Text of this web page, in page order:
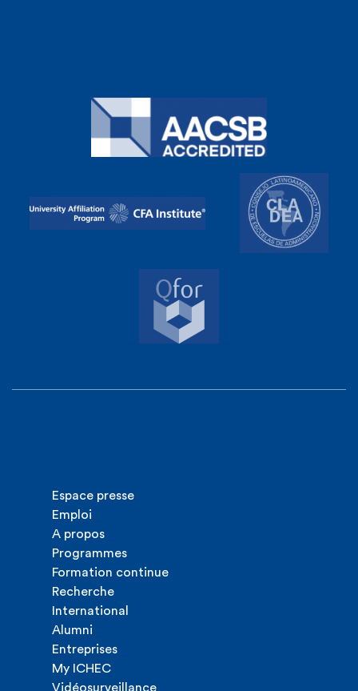
Espace presse
Emploi
A propos
Programmes
Formation continue
Recherche
International
Alumni
Entreprises
My ICHEC
Vidéosurveillance